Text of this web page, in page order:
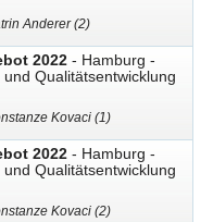
Anderer (2)
2022 - Hamburg -
Qualitätsentwicklung
Kovaci (1)
2022 - Hamburg -
Qualitätsentwicklung
Kovaci (2)